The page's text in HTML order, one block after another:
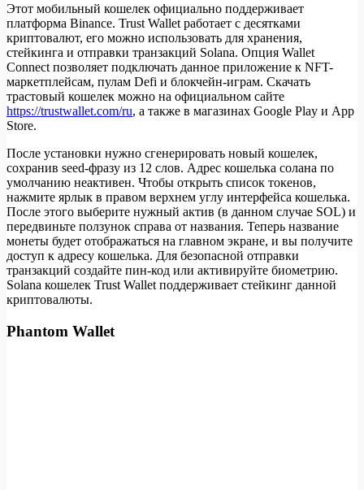
Этот мобильный кошелек официально поддерживает
платформа Binance. Trust Wallet работает с десятками
криптовалют, его можно использовать для хранения,
стейкинга и отправки транзакций Solana. Опция Wallet
Connect позволяет подключать данное приложение к NFT-
маркетплейсам, пулам Defi и блокчейн-играм. Скачать
трастовый кошелек можно на официальном сайте
https://trustwallet.com/ru, а также в магазинах Google Play и App
Store.
После установки нужно сгенерировать новый кошелек,
сохранив seed-фразу из 12 слов. Адрес кошелька солана по
умолчанию неактивен. Чтобы открыть список токенов,
нажмите ярлык в правом верхнем углу интерфейса кошелька.
После этого выберите нужный актив (в данном случае SOL) и
передвиньте ползунок справа от названия. Теперь название
монеты будет отображаться на главном экране, и вы получите
доступ к адресу кошелька. Для безопасной отправки
транзакций создайте пин-код или активируйте биометрию.
Solana кошелек Trust Wallet поддерживает стейкинг данной
криптовалюты.
Phantom Wallet